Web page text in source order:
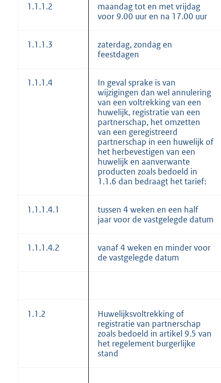
1.1.1.2
maandag tot en met vrijdag
voor 9.00 uur en na 17.00 uur
1.1.1.3
zaterdag, zondag en
feestdagen
1.1.1.4
In geval sprake is van
wijzigingen dan wel annulering
van een voltrekking van een
huwelijk, registratie van een
partnerschap, het omzetten
van een geregistreerd
partnerschap in een huwelijk of
het herbevestigen van een
huwelijk en aanverwante
producten zoals bedoeld in
1.1.6 dan bedraagt het tarief:
1.1.1.4.1
tussen 4 weken en een half
jaar voor de vastgelegde datum
1.1.1.4.2
vanaf 4 weken en minder voor
de vastgelegde datum
1.1.2
Huwelijksvoltrekking of
registratie van partnerschap
zoals bedoeld in artikel 9.5 van
het regelement burgerlijke
stand